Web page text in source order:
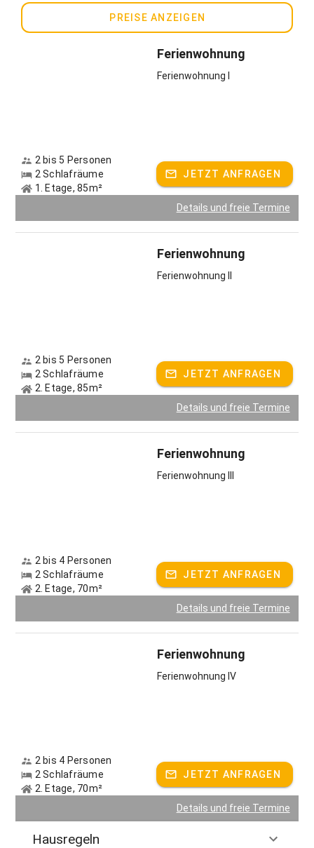
PREISE ANZEIGEN
Ferienwohnung
Ferienwohnung I
2 bis 5 Personen
2 Schlafräume
1. Etage, 85m²
JETZT ANFRAGEN
Details und freie Termine
Ferienwohnung
Ferienwohnung II
2 bis 5 Personen
2 Schlafräume
2. Etage, 85m²
JETZT ANFRAGEN
Details und freie Termine
Ferienwohnung
Ferienwohnung III
2 bis 4 Personen
2 Schlafräume
2. Etage, 70m²
JETZT ANFRAGEN
Details und freie Termine
Ferienwohnung
Ferienwohnung IV
2 bis 4 Personen
2 Schlafräume
2. Etage, 70m²
JETZT ANFRAGEN
Details und freie Termine
Hausregeln